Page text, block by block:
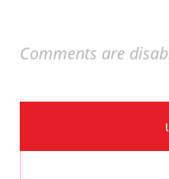
Comments are